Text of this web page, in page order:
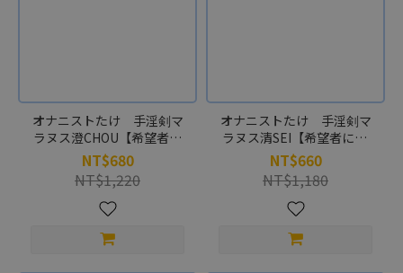
オナニストたけ 手淫剣マ
ラヌス澄CHOU【希望者に
M-ZAKKA限定アクリルキー
ホルダープレゼント!!】
NT$680
NT$1,220
オナニストたけ 手淫剣マ
ラヌス清SEI【希望者にM-
ZAKKA限定アクリルキーホ
ルダープレゼント!!】
NT$660
NT$1,180